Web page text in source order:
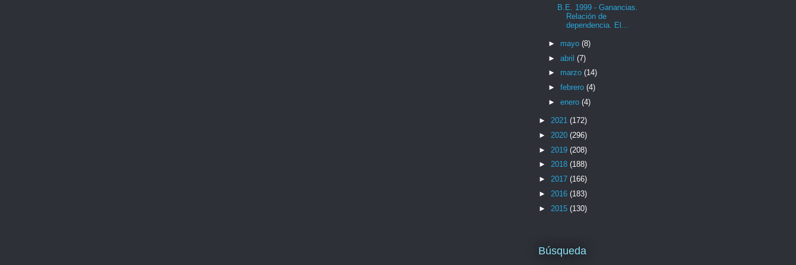
B.E. 1999 - Ganancias.
Relación de
dependencia. El...
► mayo (8)
► abril (7)
► marzo (14)
► febrero (4)
► enero (4)
► 2021 (172)
► 2020 (296)
► 2019 (208)
► 2018 (188)
► 2017 (166)
► 2016 (183)
► 2015 (130)
Búsqueda